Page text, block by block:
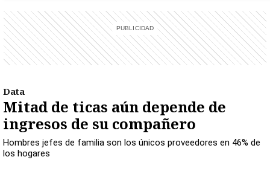
Data
Mitad de ticas aún depende de
ingresos de su compañero
Hombres jefes de familia son los únicos proveedores en 46% de
los hogares